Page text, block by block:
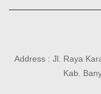
Address : Jl. Raya
Kab.